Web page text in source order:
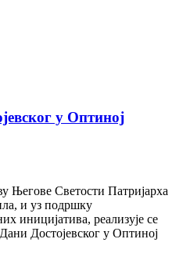
у Оптиној
Његове Светости Патријарха
и уз подршку
иницијатива, реализује се
Достојевског у Оптиној